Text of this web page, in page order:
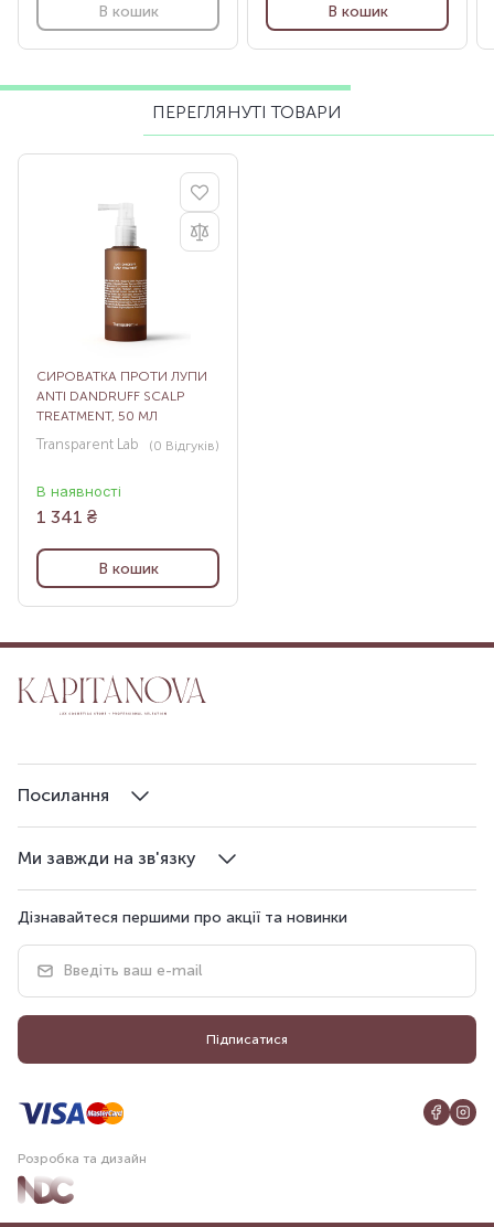
В кошик В кошик
ПЕРЕГЛЯНУТІ ТОВАРИ
СИРОВАТКА ПРОТИ ЛУПИ
ANTI DANDRUFF SCALP
TREATMENT, 50 МЛ
Transparent Lab (0 Відгуків)
В наявності
1 341 ₴
В кошик
Ми завжди на зв'язку
Посилання
Дізнавайтеся першими про акції та новинки
Підписатися
Розробка та дизайн